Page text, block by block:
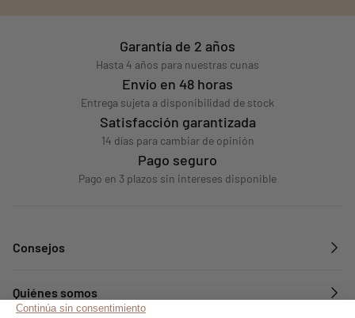
Garantía de 2 años
Hasta 4 años para nuestras cunas
Envío en 48 horas
Entrega sujeta a disponibilidad de stock
Satisfacción garantizada
14 días para cambiar de opinión
Pago seguro
Pago en 3 plazos sin intereses disponible
Consejos
Quiénes somos